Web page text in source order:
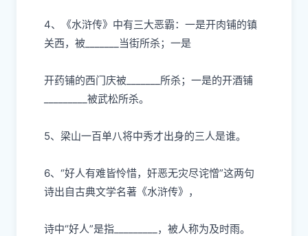
4、《⽔浒传》中有三⼤恶霸： ⼀是开⾁铺的镇
关⻄，被 _______当街所杀； ⼀是
开药铺的⻄⻔庆被 _______所杀； ⼀是的开酒铺
_________被武松所杀。
5、梁⼭⼀百单⼋将中秀才出身的三⼈是谁。
6、“好⼈有难皆怜惜，奸恶⽆灾尽诧憎”这两句
诗出⾃古典⽂学名著《⽔浒传》，
诗中“好⼈”是指 _________，被⼈称为及时⾬。